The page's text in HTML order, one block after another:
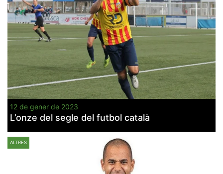
12 de gener de 2023
L’onze del segle del futbol català
ALTRES